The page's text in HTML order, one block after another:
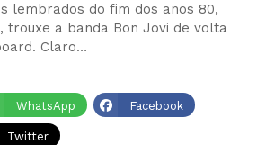
lembrados do fim dos anos 80,
, trouxe a banda Bon Jovi de volta
Claro…
WhatsApp Facebook
Twitter